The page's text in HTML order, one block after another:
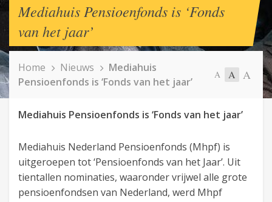
Mediahuis Pensioenfonds is ‘Fonds
van het jaar’
Home Nieuws
Mediahuis
Pensioenfonds is ‘Fonds van het jaar’
A A A
Mediahuis Pensioenfonds is ‘Fonds van het jaar’
Mediahuis Nederland Pensioenfonds (Mhpf) is
uitgeroepen tot ‘Pensioenfonds van het Jaar’. Uit
tientallen nominaties, waaronder vrijwel alle grote
pensioenfondsen van Nederland, werd Mhpf